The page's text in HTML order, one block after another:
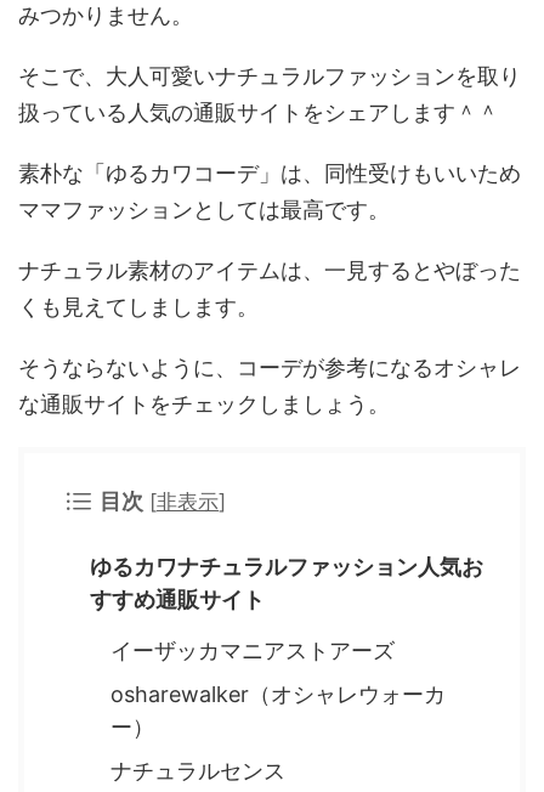
みつかりません。
そこで、大人可愛いナチュラルファッションを取り
扱っている人気の通販サイトをシェアします＾＾
素朴な「ゆるカワコーデ」は、同性受けもいいため
ママファッションとしては最高です。
ナチュラル素材のアイテムは、一見するとやぼった
くも見えてしまします。
そうならないように、コーデが参考になるオシャレ
な通販サイトをチェックしましょう。
目次 [非表示]
ゆるカワナチュラルファッション人気お
すすめ通販サイト
イーザッカマニアストアーズ
osharewalker（オシャレウォーカ
ー）
ナチュラルセンス